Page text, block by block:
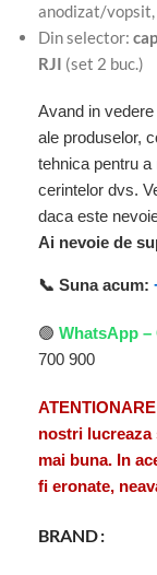
anodizat/vopsit,
Din selector:
RJI (set 2 buc.)
Avand in
ale produselor,
tehnica pentru
cerintelor dvs.
daca este
Ai nevoie de
📞 Suna acum:
🟢 WhatsApp
700 900
nostri lucreaza
mai buna. In
fi eronate,
BRAND